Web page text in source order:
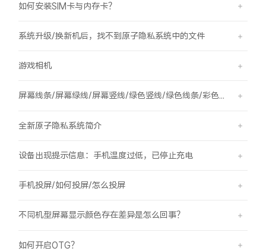
如何安装SIM卡与内存卡？
系统升级/换新机后，找不到原子隐私系统中的文件
游戏相机
屏幕线条/屏幕绿线/屏幕竖线/绿色竖线/绿色线条/彩色竖线
全新原子隐私系统简介
设备出现提示信息：手机温度过低，已停止充电
手机投屏/如何投屏/怎么投屏
不同机型屏幕显示颜色存在差异是怎么回事？
如何开启OTG？